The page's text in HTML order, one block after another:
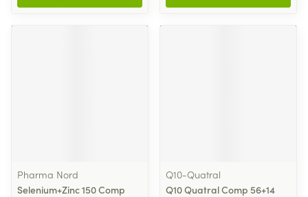
Pharma Nord
Selenium+Zinc 150 Comp
Q10-Quatral
Q10 Quatral Comp 56+14